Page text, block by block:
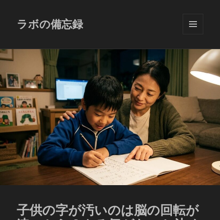
ラボの備忘録
ーとウ
ィジェ
ット
子供の字が汚いのは脳の回転が